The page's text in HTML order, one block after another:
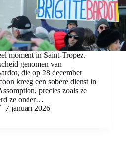
moment in Saint-Tropez.
genomen van
die op 28 december
kreeg een sobere dienst in
precies zoals ze
ze onder…
7 januari 2026